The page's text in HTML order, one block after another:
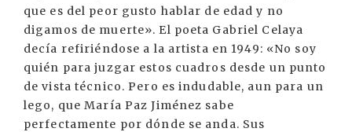
que es del peor gusto hablar de edad y no
digamos de muerte». El poeta Gabriel Celaya
decía refiriéndose a la artista en 1949: «No soy
quién para juzgar estos cuadros desde un punto
de vista técnico. Pero es indudable, aun para un
lego, que María Paz Jiménez sabe
perfectamente por dónde se anda. Sus